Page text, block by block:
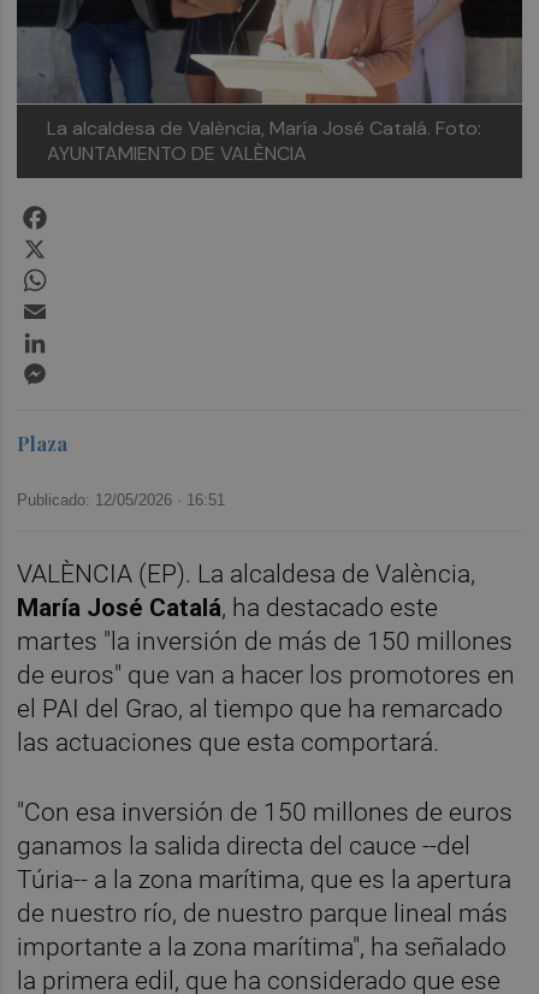
La alcaldesa de València, María José Catalá. Foto:
AYUNTAMIENTO DE VALÈNCIA
Plaza
Publicado: 12/05/2026 · 16:51
VALÈNCIA (EP). La alcaldesa de València,
María José Catalá, ha destacado este
martes "la inversión de más de 150 millones
de euros" que van a hacer los promotores en
el PAI del Grao, al tiempo que ha remarcado
las actuaciones que esta comportará.
"Con esa inversión de 150 millones de euros
ganamos la salida directa del cauce --del
Túria-- a la zona marítima, que es la apertura
de nuestro río, de nuestro parque lineal más
importante a la zona marítima", ha señalado
la primera edil, que ha considerado que ese